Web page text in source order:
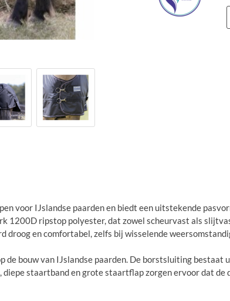
voor IJslandse paarden en biedt een uitstekende
1200D ripstop polyester, dat zowel scheurvast als
droog en comfortabel, zelfs bij wisselende
de bouw van IJslandse paarden. De borstsluiting
staartband en grote staartflap zorgen ervoor dat